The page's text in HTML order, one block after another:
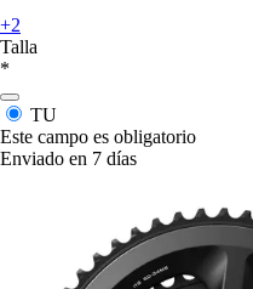
+2
Talla
*
TU
Este campo es obligatorio
Enviado en 7 días